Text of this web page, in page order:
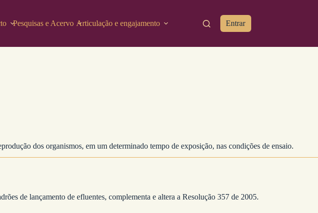
Pesquisas e Acervo Articulação e engajamento Entrar
dos organismos, em um determinado tempo de exposição, nas condições de ensaio.
de lançamento de efluentes, complementa e altera a Resolução 357 de 2005.